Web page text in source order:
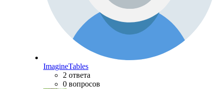
ImagineTables
2 ответа
0 вопросов